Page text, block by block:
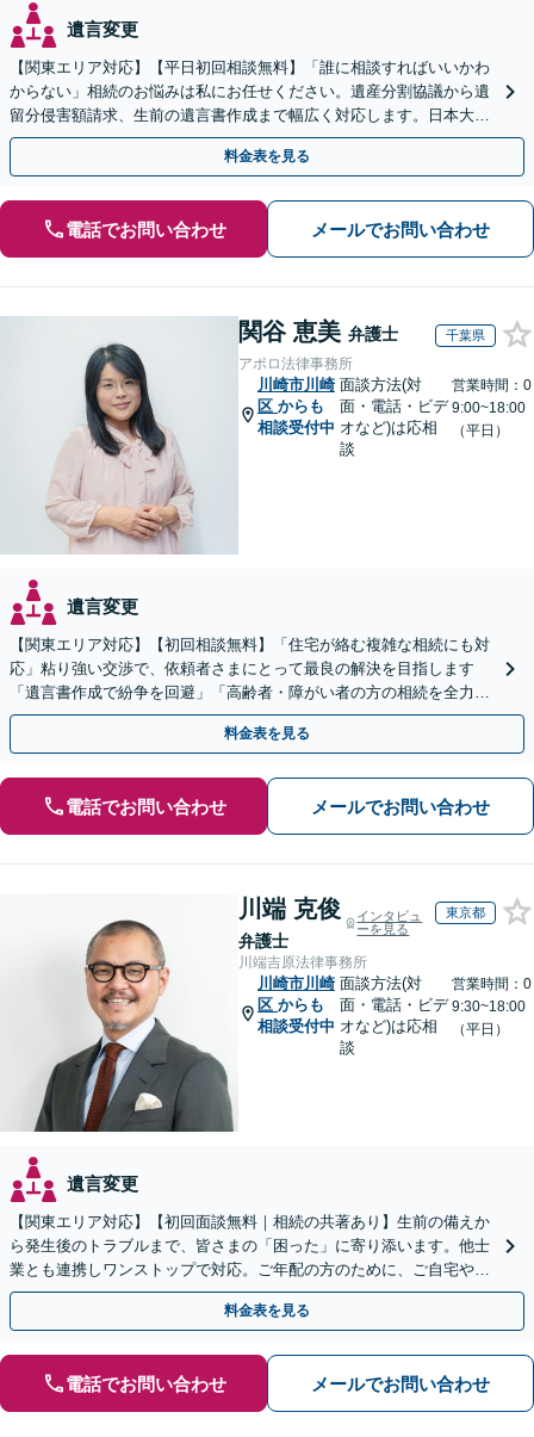
遺言変更
【関東エリア対応】【平日初回相談無料】「誰に相談すればいいかわ
からない」相続のお悩みは私にお任せください。遺産分割協議から遺
留分侵害額請求、生前の遺言書作成まで幅広く対応します。日本大通
り駅直結でアクセス良好。
料金表を見る
電話でお問い合わせ メールでお問い合わせ
関谷 恵美 弁護士 千葉県
アポロ法律事務所
川崎市川崎
区 からも
相談受付中
面談方法(対
面・電話・ビデ
オなど)は応相
談
営業時間：0
9:00~18:00
（平日）
遺言変更
【関東エリア対応】【初回相談無料】「住宅が絡む複雑な相続にも対
応」粘り強い交渉で、依頼者さまにとって最良の解決を目指します
「遺言書作成で紛争を回避」「高齢者・障がい者の方の相続を全力サ
ポート」【全国出張】【完全個室制】【バリアフリー対応】
料金表を見る
電話でお問い合わせ メールでお問い合わせ
川端 克俊
弁護士
インタビュ
ーを見る
東京都
川端吉原法律事務所
川崎市川崎
区 からも
相談受付中
面談方法(対
面・電話・ビデ
オなど)は応相
談
営業時間：0
9:30~18:00
（平日）
遺言変更
【関東エリア対応】【初回面談無料｜相続の共著あり】生前の備えか
ら発生後のトラブルまで、皆さまの「困った」に寄り添います。他士
業とも連携しワンストップで対応。ご年配の方のために、ご自宅やご
近所への出張相談も実施【秘密厳守｜休日・夜間相談可】
料金表を見る
電話でお問い合わせ メールでお問い合わせ